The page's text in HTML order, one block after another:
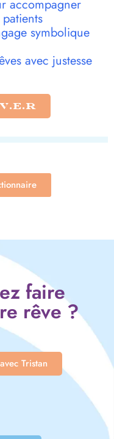
accompagner
symbolique
avec justesse
faire
rêve ?
Tristan